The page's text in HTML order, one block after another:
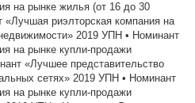
на рынке жилья (от 16 до 30
риэлторская компания на
2019 УПН • Номинант
на рынке купли-продажи
«Лучшее представительство
сетях» 2019 УПН • Номинант
на рынке купли-продажи